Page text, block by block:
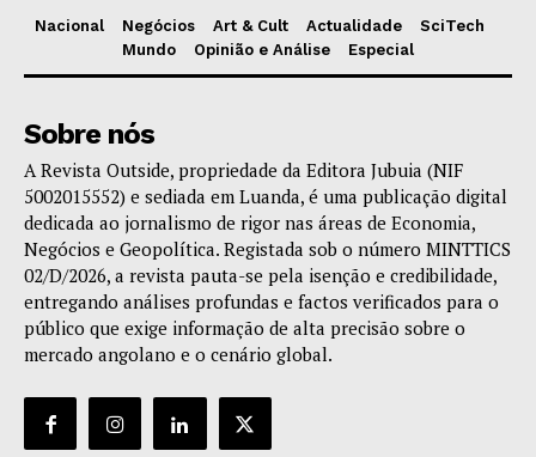
Nacional Negócios Art & Cult Actualidade
SciTech
Mundo
Opinião e Análise Especial
Sobre nós
A Revista Outside, propriedade da Editora Jubuia (NIF
5002015552) e sediada em Luanda, é uma publicação digital
dedicada ao jornalismo de rigor nas áreas de Economia,
Negócios e Geopolítica. Registada sob o número MINTTICS
02/D/2026, a revista pauta-se pela isenção e credibilidade,
entregando análises profundas e factos verificados para o
público que exige informação de alta precisão sobre o
mercado angolano e o cenário global.